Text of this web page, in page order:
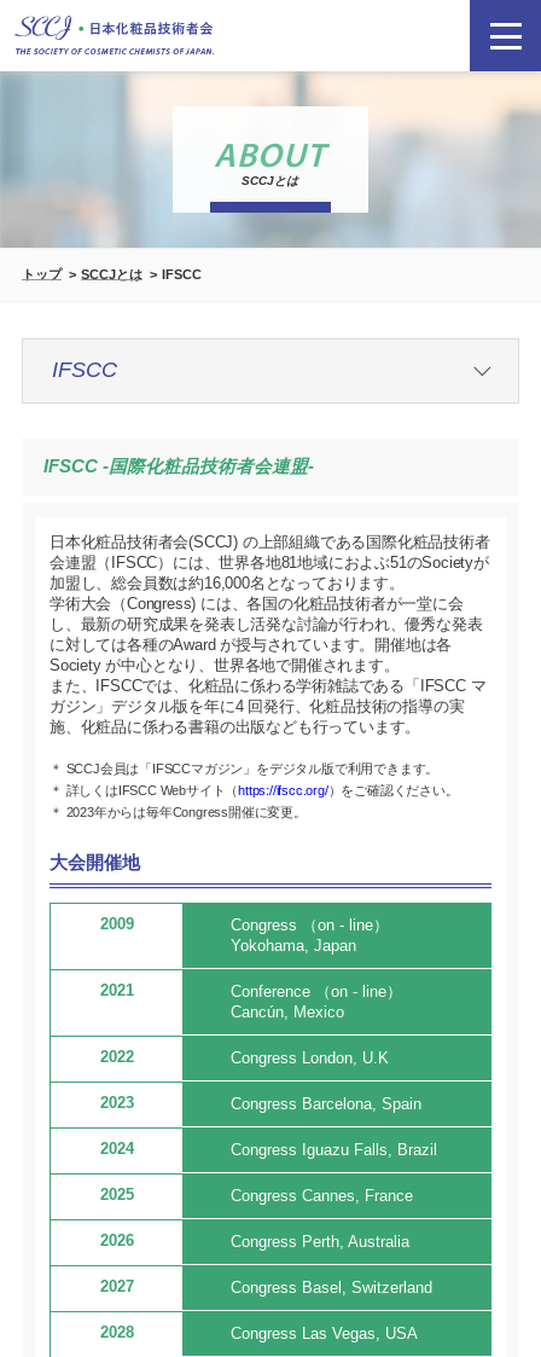
ABOUT
SCCJとは
トップ SCCJとは IFSCC
IFSCC -国際化粧品技術者会連盟-
日本化粧品技術者会(SCCJ) の上部組織である国際化粧品技術者
会連盟（IFSCC）には、世界各地81地域におよぶ51のSocietyが
加盟し、総会員数は約16,000名となっております。
学術大会（Congress) には、各国の化粧品技術者が一堂に会
し、最新の研究成果を発表し活発な討論が行われ、優秀な発表
に対しては各種のAward が授与されています。開催地は各
Society が中心となり、世界各地で開催されます。
また、IFSCCでは、化粧品に係わる学術雑誌である「IFSCC マ
ガジン」デジタル版を年に4 回発行、化粧品技術の指導の実
施、化粧品に係わる書籍の出版なども行っています。
＊ SCCJ会員は「IFSCCマガジン」をデジタル版で利用できます。
＊ 詳しくはIFSCC Webサイト（https://ifscc.org/）をご確認ください。
＊ 2023年からは毎年Congress開催に変更。
大会開催地
2009
Congress （on - line）
Yokohama, Japan
2021
Conference （on - line）
Cancún, Mexico
2022 Congress London, U.K
2023 Congress Barcelona, Spain
2024 Congress Iguazu Falls, Brazil
2025 Congress Cannes, France
2026 Congress Perth, Australia
2027 Congress Basel, Switzerland
2028 Congress Las Vegas, USA